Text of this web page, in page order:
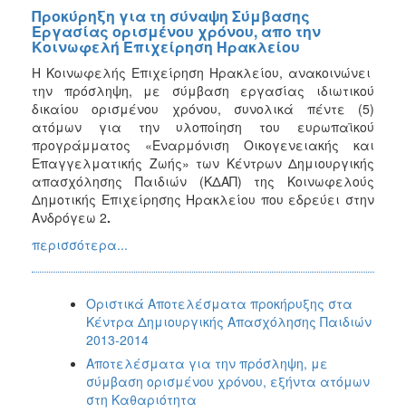
Προκύρηξη για τη σύναψη Σύμβασης
Εργασίας ορισμένου χρόνου, απο την
Κοινωφελή Επιχείρηση Ηρακλείου
Η Κοινωφελής Επιχείρηση Ηρακλείου, ανακοινώνει
την πρόσληψη, με σύμβαση εργασίας ιδιωτικού
δικαίου ορισμένου χρόνου, συνολικά πέντε (5)
ατόμων για την υλοποίηση του ευρωπαϊκού
προγράμματος «Εναρμόνιση Οικογενειακής και
Επαγγελματικής Ζωής» των Κέντρων Δημιουργικής
απασχόλησης Παιδιών (ΚΔΑΠ) της Κοινωφελούς
Δημοτικής Επιχείρησης Ηρακλείου που εδρεύει στην
Ανδρόγεω 2.
περισσότερα...
Οριστικά Αποτελέσματα προκήρυξης στα
Κέντρα Δημιουργικής Απασχόλησης Παιδιών
2013-2014
Αποτελέσματα για την πρόσληψη, με
σύμβαση ορισμένου χρόνου, εξήντα ατόμων
στη Καθαριότητα